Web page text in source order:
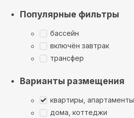
Популярные фильтры
бассейн
включён завтрак
трансфер
Варианты размещения
квартиры, апартаменты
дома, коттеджи